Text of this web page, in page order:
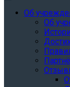
Об
Об